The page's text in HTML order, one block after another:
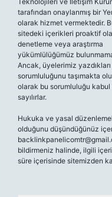
tarafından onaylanmış bir
olarak hizmet vermektedir.
sitedeki içerikleri proaktif
denetleme veya araştırma
yükümlülüğümüz
Ancak, üyelerimiz
sorumluluğunu taşımakta
olarak bu sorumluluğu kabul
sayılırlar.
Hukuka ve yasal
olduğunu düşündüğünüz
bildirmeniz halinde, ilgili
süre içerisinde sitemizden